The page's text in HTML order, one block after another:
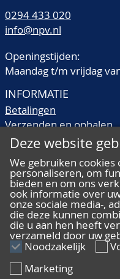
0294 433 020
info@npv.nl
Openingstijden:
Maandag t/m vrijdag
INFORMATIE
Betalingen
Verzenden en ophalen
Veilingtermen
Veelgestelde vragen
ALGEMEEN
Algemene voorwaarden
Deze website
We gebruiken
personaliseren, om
bieden en om ons
ook informatie over
onze sociale media-,
die deze kunnen
die u aan hen heeft
verzameld door uw
Noodzakelijk
Marketing